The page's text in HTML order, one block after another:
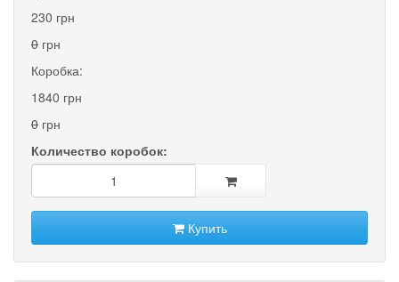
230 грн
0 грн
Коробка:
1840 грн
0 грн
Количество коробок:
Купить